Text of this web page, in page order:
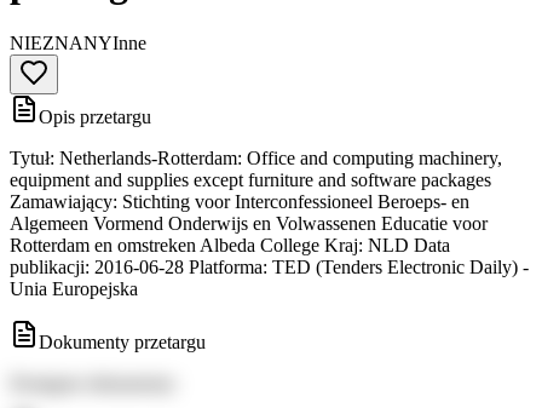
NIEZNANYInne
Opis przetargu
Tytuł: Netherlands-Rotterdam: Office and computing machinery,
equipment and supplies except furniture and software packages
Zamawiający: Stichting voor Interconfessioneel Beroeps- en
Algemeen Vormend Onderwijs en Volwassenen Educatie voor
Rotterdam en omstreken Albeda College Kraj: NLD Data
publikacji: 2016-06-28 Platforma: TED (Tenders Electronic Daily) -
Unia Europejska
Dokumenty przetargu